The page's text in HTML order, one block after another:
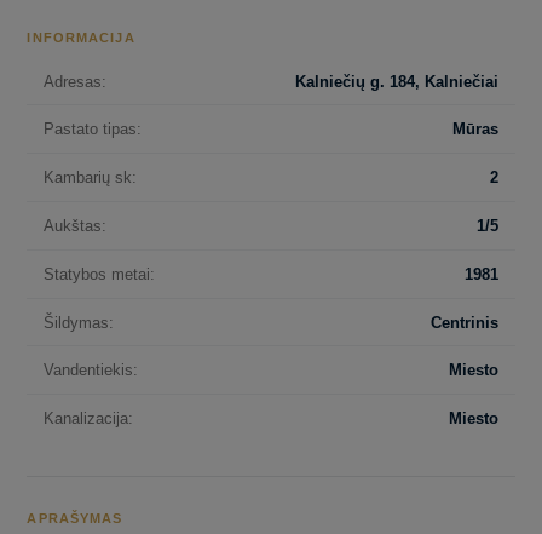
INFORMACIJA
Adresas: Kalniečių g. 184, Kalniečiai
Pastato tipas: Mūras
Kambarių sk: 2
Aukštas: 1/5
Statybos metai: 1981
Šildymas: Centrinis
Vandentiekis: Miesto
Kanalizacija: Miesto
APRAŠYMAS